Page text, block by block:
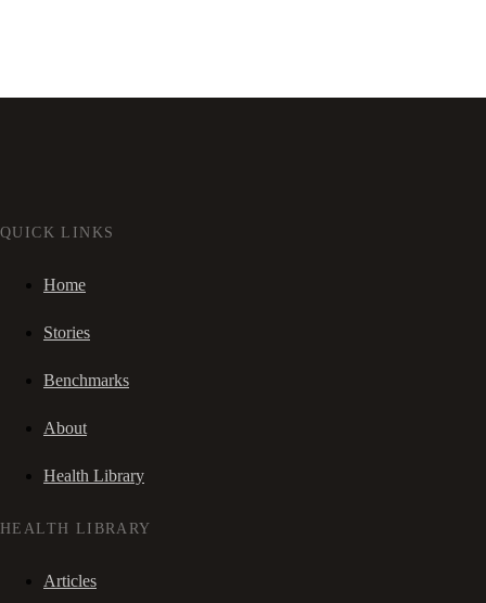
QUICK LINKS
Home
Stories
Benchmarks
About
Health Library
HEALTH LIBRARY
Articles